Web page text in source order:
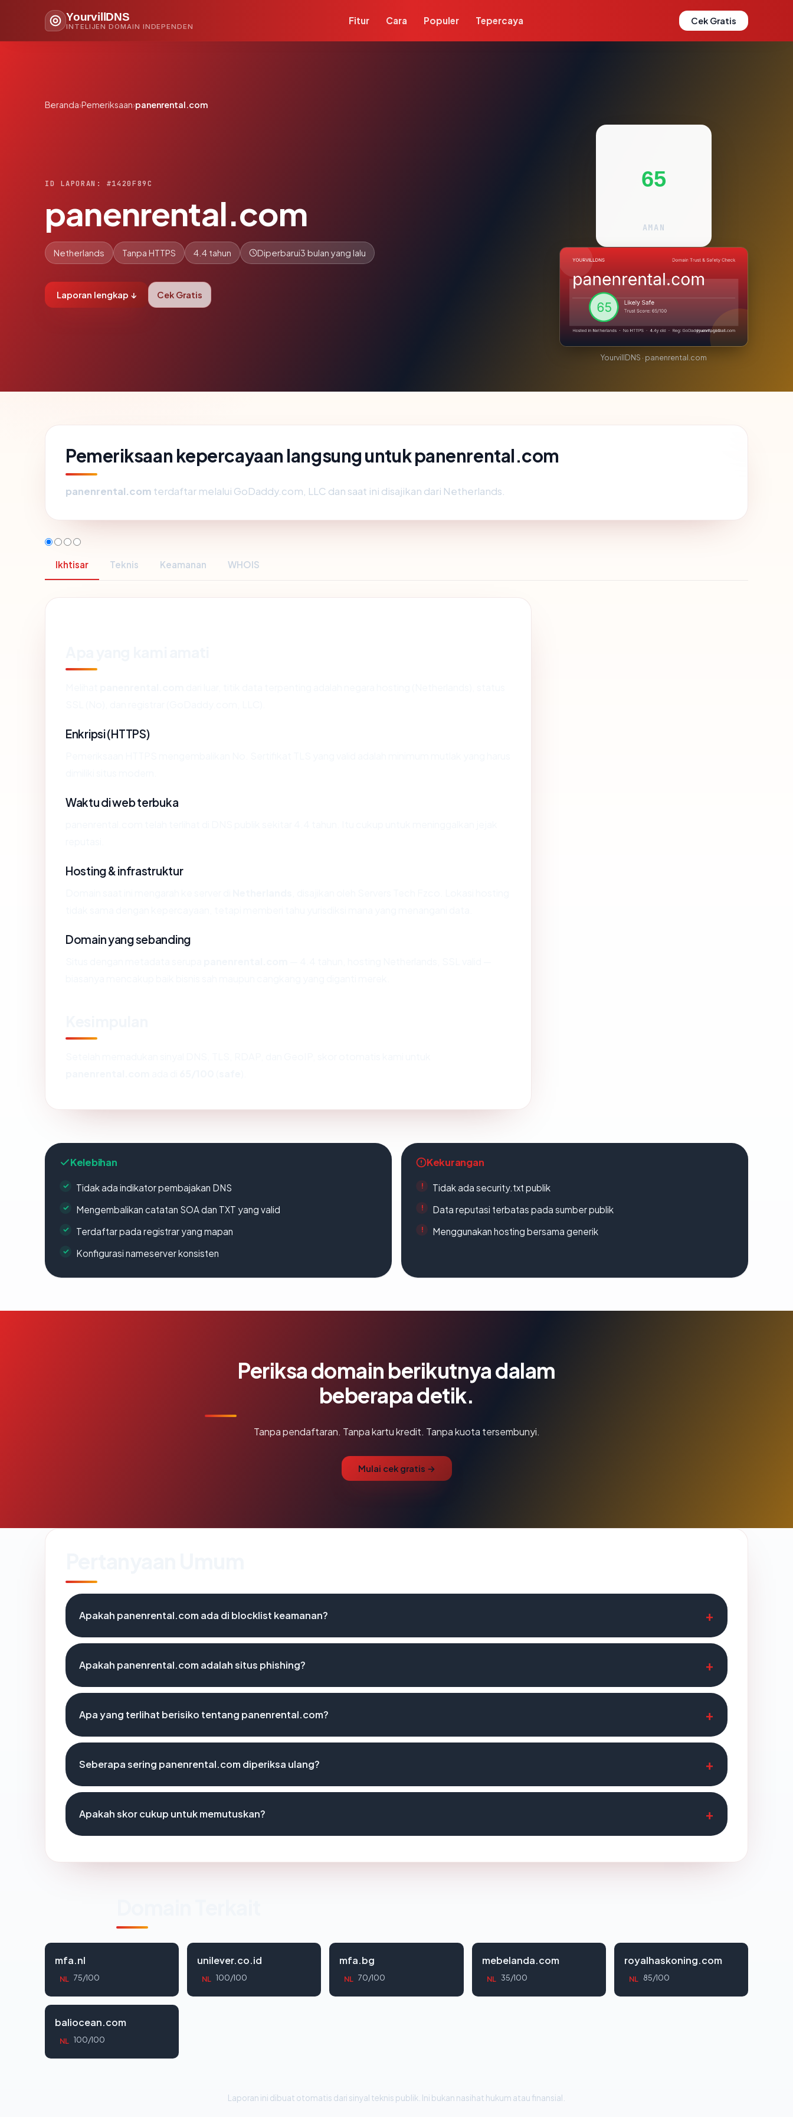
YourvillDNS
INTELIJEN DOMAIN INDEPENDEN
Fitur Cara Populer Tepercaya Cek Gratis
Beranda›Pemeriksaan›panenrental.com
ID LAPORAN: #1420F89C
panenrental.com
Netherlands Tanpa HTTPS 4.4 tahun Diperbarui3 bulan yang lalu
Laporan lengkap ↓ Cek Gratis
65
AMAN
YourvillDNS · panenrental.com
Pemeriksaan kepercayaan langsung untuk panenrental.com
panenrental.com terdaftar melalui GoDaddy.com, LLC dan saat ini disajikan dari Netherlands.
Ikhtisar Teknis Keamanan WHOIS
Enkripsi (HTTPS)
Waktu di web terbuka
Hosting & infrastruktur
Domain yang sebanding
Kelebihan
Tidak ada indikator pembajakan DNS
Mengembalikan catatan SOA dan TXT yang valid
Terdaftar pada registrar yang mapan
Konfigurasi nameserver konsisten
Kekurangan
Tidak ada security.txt publik
Data reputasi terbatas pada sumber publik
Menggunakan hosting bersama generik
Periksa domain berikutnya dalam
beberapa detik.
Tanpa pendaftaran. Tanpa kartu kredit. Tanpa kuota tersembunyi.
Mulai cek gratis →
Apakah panenrental.com ada di blocklist keamanan?
Apakah panenrental.com adalah situs phishing?
Apa yang terlihat berisiko tentang panenrental.com?
Seberapa sering panenrental.com diperiksa ulang?
Apakah skor cukup untuk memutuskan?
mfa.nl
NL 75/100
unilever.co.id
NL 100/100
mfa.bg
NL 70/100
mebelanda.com
NL 35/100
royalhaskoning.com
NL 85/100
baliocean.com
NL 100/100
Laporan ini dibuat otomatis dari sinyal teknis publik. Ini bukan nasihat hukum atau finansial.